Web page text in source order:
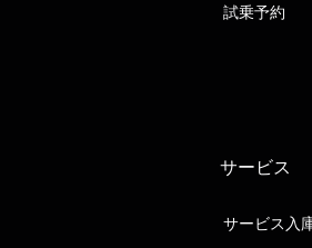
試乗予約
サービス
サービス入